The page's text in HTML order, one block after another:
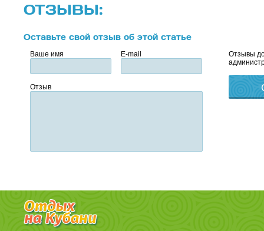
ОТЗЫВЫ:
Оставьте свой отзыв об этой статье
Ваше имя E-mail
Отзыв
Отзывы